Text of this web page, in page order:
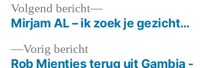
Bericht
navigatie
Vorig berichtVorig
bericht:
Rob Mientjes terug uit Gambia -
Volgend bericht
Volgend
bericht:
Mirjam AL – ik zoek je gezicht…